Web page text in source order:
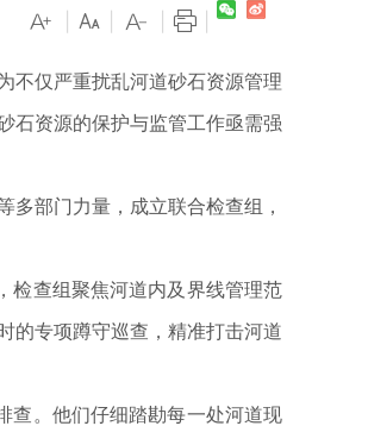
仅严重扰乱河道砂石资源管理
石资源的保护与监管工作亟需强
部门力量，成立联合检查组，
查组聚焦河道内及界线管理范
的专项蹲守巡查，精准打击河道
。他们仔细踏勘每一处河道现